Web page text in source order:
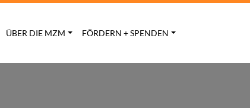
ÜBER DIE MZM FÖRDERN + SPENDEN